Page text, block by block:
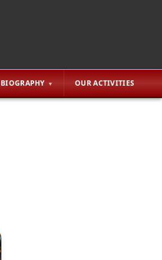
BIOGRAPHY OUR ACTIVITIES